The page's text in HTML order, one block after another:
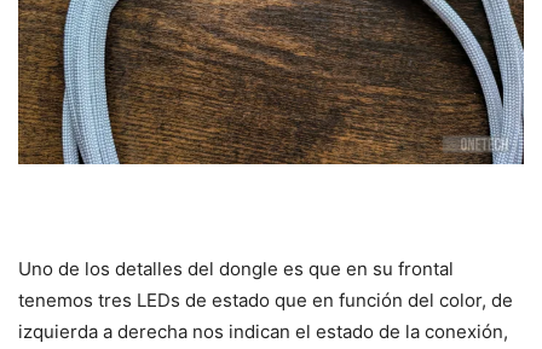
Uno de los detalles del dongle es que en su frontal
tenemos tres LEDs de estado que en función del color, de
izquierda a derecha nos indican el estado de la conexión,